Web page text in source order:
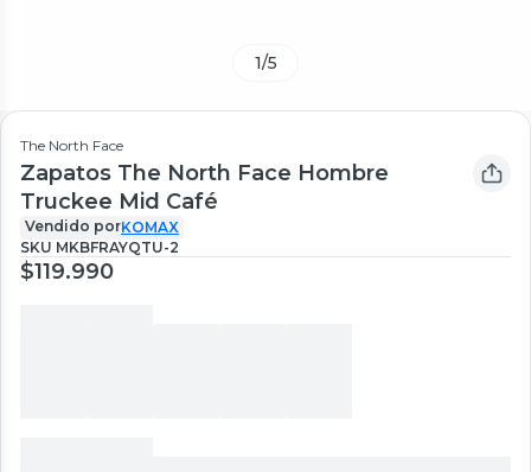
1/5
The North Face
Zapatos The North Face Hombre
Truckee Mid Café
Vendido porKOMAX
SKU MKBFRAYQTU-2
$119.990